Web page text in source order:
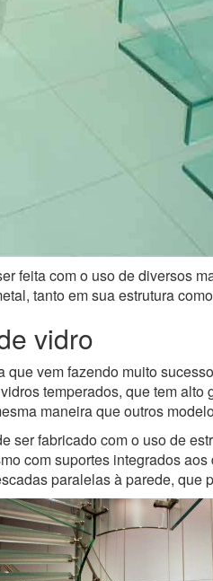
feita com o uso de diversos
tanto em sua estrutura
vidro
que vem fazendo muito
temperados, que tem alto
maneira que outros
ser fabricado com o uso de
com suportes integrados
paralelas à parede, que